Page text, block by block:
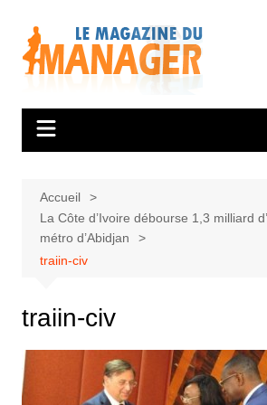
contenu
Accueil
La Côte d’Ivoire débourse 1,3 milliard
métro d’Abidjan
traiin-civ
traiin-civ